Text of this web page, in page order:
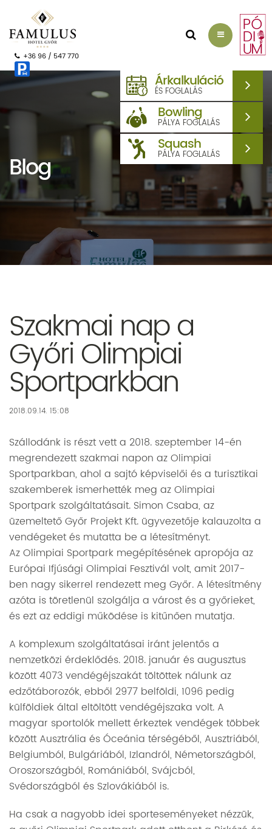
+36 96 / 547 770
Blog
Árkalkuláció
ÉS FOGLALÁS
Bowling
PÁLYA FOGLALÁS
Squash
PÁLYA FOGLALÁS
Szakmai nap a
Győri Olimpiai
Sportparkban
2018.09.14. 15:08
Szállodánk is részt vett a 2018. szeptember 14-én
megrendezett szakmai napon az Olimpiai
Sportparkban, ahol a sajtó képviselői és a turisztikai
szakemberek ismerhették meg az Olimpiai
Sportpark szolgáltatásait. Simon Csaba, az
üzemeltető Győr Projekt Kft. ügyvezetője kalauzolta a
vendégeket és mutatta be a létesítményt.
Az Olimpiai Sportpark megépítésének apropója az
Európai Ifjúsági Olimpiai Fesztivál volt, amit 2017-
ben nagy sikerrel rendezett meg Győr. A létesítmény
azóta is töretlenül szolgálja a várost és a győrieket,
és ezt az eddigi működése is kitűnően mutatja.
A komplexum szolgáltatásai iránt jelentős a
nemzetközi érdeklődés. 2018. január és augusztus
között 4073 vendégéjszakát töltöttek nálunk az
edzőtáborozók, ebből 2977 belföldi, 1096 pedig
külföldiek által eltöltött vendégéjszaka volt. A
magyar sportolók mellett érkeztek vendégek többek
között Ausztrália és Óceánia térségéből, Ausztriából,
Belgiumból, Bulgáriából, Izlandról, Németországból,
Oroszországból, Romániából, Svájcból,
Svédországból és Szlovákiából is.
Ha csak a nagyobb idei sporteseményeket nézzük,